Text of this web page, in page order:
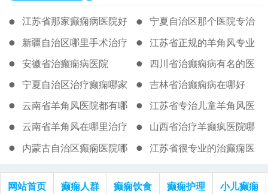
江苏省那家癫痫病医院好
些
宁夏自治区那个医院专治
羊癫疯的
新疆自治区哪里手术治疗
羊角风很好
江苏省正规的羊角风专业
医院
安徽省治癫痫病医院 四川省治癫痫病有名的医
院是哪家
宁夏自治区治疗癫痫哪家
医院效果好
吉林省治癫痫病在哪好
云南省羊角风医院都有哪
些
江苏省专治儿童羊角风医
院
云南省羊角风在哪里治疗 山西省治疗羊癫疯医院哪
家好
内蒙古自治区癫痫医院哪 江苏省很专业的治癫痫医
网站首页
癫痫人群 癫痫饮食 癫痫护理 小儿癫痫